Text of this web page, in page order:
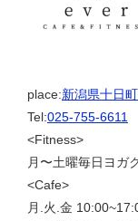
place:新潟県十日
Tel:025-755-6611
<Fitness>
月〜土曜毎日ヨガ
<Cafe>
月.火.金